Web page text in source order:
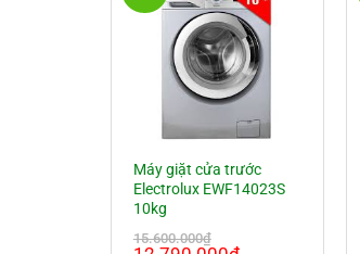
Máy giặt cửa trước
Electrolux EWF14023S
10kg
15.600.000₫